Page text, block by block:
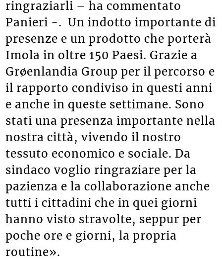
ringraziarli – ha commentato
Panieri -. Un indotto importante di
presenze e un prodotto che porterà
Imola in oltre 150 Paesi. Grazie a
Grøenlandia Group per il percorso e
il rapporto condiviso in questi anni
e anche in queste settimane. Sono
stati una presenza importante nella
nostra città, vivendo il nostro
tessuto economico e sociale. Da
sindaco voglio ringraziare per la
pazienza e la collaborazione anche
tutti i cittadini che in quei giorni
hanno visto stravolte, seppur per
poche ore e giorni, la propria
routine».